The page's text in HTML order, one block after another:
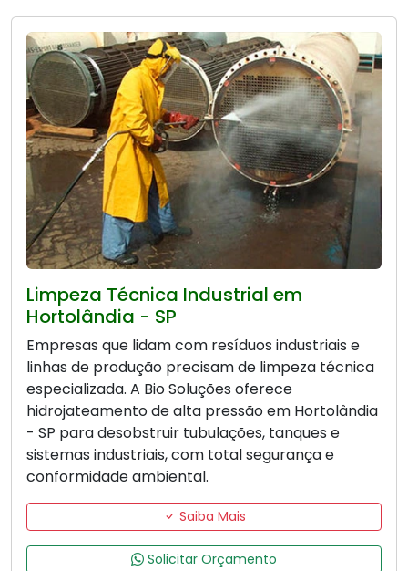
Limpeza Técnica Industrial em
Hortolândia - SP
Empresas que lidam com resíduos industriais e
linhas de produção precisam de limpeza técnica
especializada. A Bio Soluções oferece
hidrojateamento de alta pressão em Hortolândia
- SP para desobstruir tubulações, tanques e
sistemas industriais, com total segurança e
conformidade ambiental.
Saiba Mais
Solicitar Orçamento